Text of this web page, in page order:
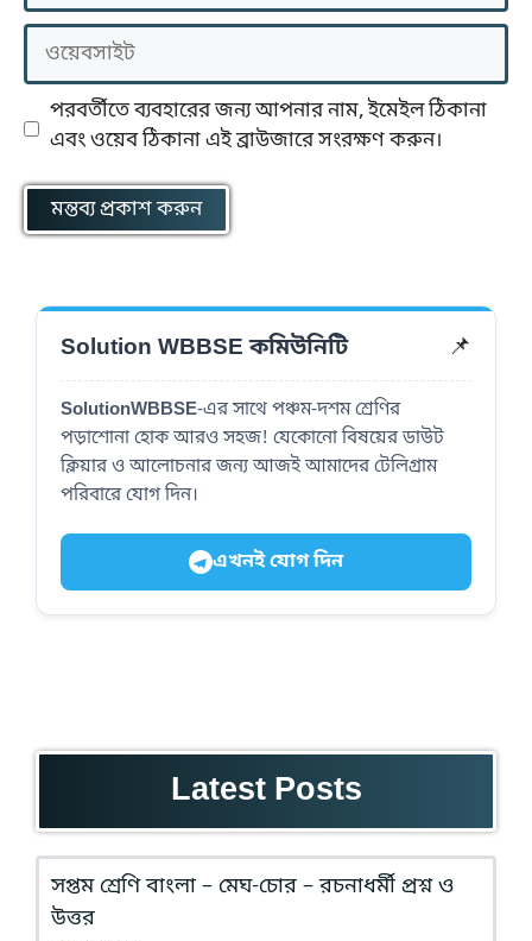
ওয়েবসাইট
পরবর্তীতে ব্যবহারের জন্য আপনার নাম, ইমেইল ঠিকানা
এবং ওয়েব ঠিকানা এই ব্রাউজারে সংরক্ষণ করুন।
Solution WBBSE কমিউনিটি 📌
SolutionWBBSE-এর সাথে পঞ্চম-দশম শ্রেণির
পড়াশোনা হোক আরও সহজ! যেকোনো বিষয়ের ডাউট
ক্লিয়ার ও আলোচনার জন্য আজই আমাদের টেলিগ্রাম
পরিবারে যোগ দিন।
এখনই যোগ দিন
Latest Posts
সপ্তম শ্রেণি বাংলা – মেঘ-চোর – রচনাধর্মী প্রশ্ন ও
উত্তর